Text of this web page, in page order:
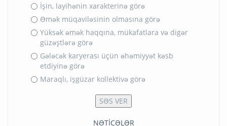
İşin, layihənin xarakterinə görə
Əmək müqaviləsinin olmasına görə
Yüksək əmək haqqına, mükafatlara və digər
güzəştlərə görə
Gələcək karyerası üçün əhəmiyyət kəsb
etdiyinə görə
Maraqlı, işgüzar kollektivə görə
NƏTİCƏLƏR